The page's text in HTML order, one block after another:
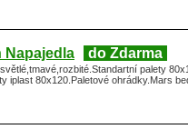
Napajedla do Zdarma
palety
iplast 80x120.Paletové ohrádky.Mars